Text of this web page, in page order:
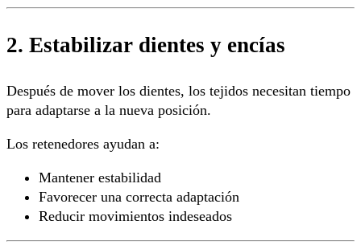
2. Estabilizar dientes y encías
Después de mover los dientes, los tejidos necesitan tiempo
para adaptarse a la nueva posición.
Los retenedores ayudan a:
Mantener estabilidad
Favorecer una correcta adaptación
Reducir movimientos indeseados